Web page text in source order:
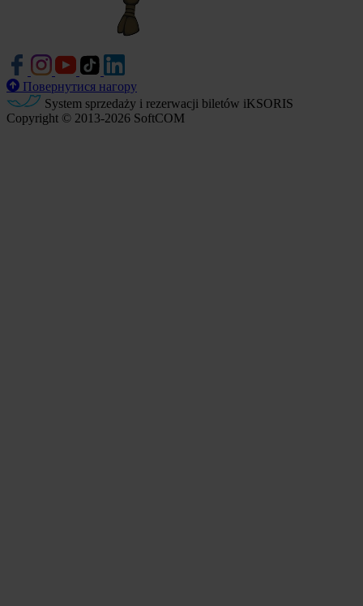
Повернутися нагору
System sprzedaży i rezerwacji biletów iKSORIS
Copyright © 2013-2026 SoftCOM